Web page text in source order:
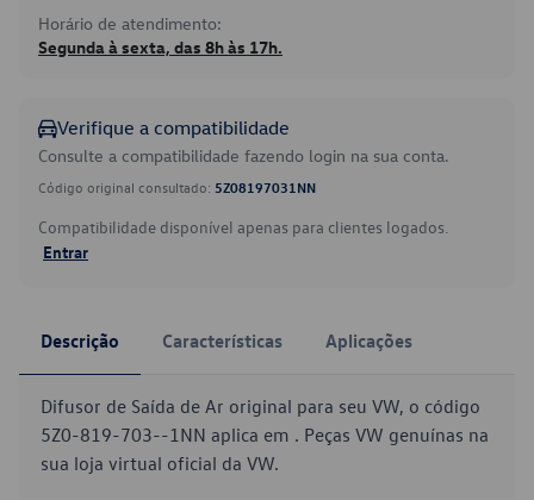
Horário de atendimento:
Segunda à sexta, das 8h às 17h.
Verifique a compatibilidade
Consulte a compatibilidade fazendo login na sua conta.
Código original consultado: 5Z08197031NN
Compatibilidade disponível apenas para clientes logados.
Entrar
Descrição Características Aplicações
Difusor de Saída de Ar original para seu VW, o código
5Z0-819-703--1NN aplica em . Peças VW genuínas na
sua loja virtual oficial da VW.